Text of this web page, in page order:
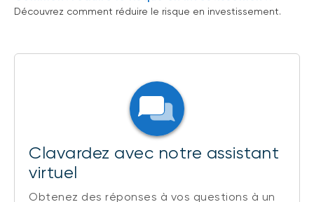
Découvrez comment réduire le risque en investissement.
Clavardez avec notre assistant
virtuel
Obtenez des réponses à vos questions à un